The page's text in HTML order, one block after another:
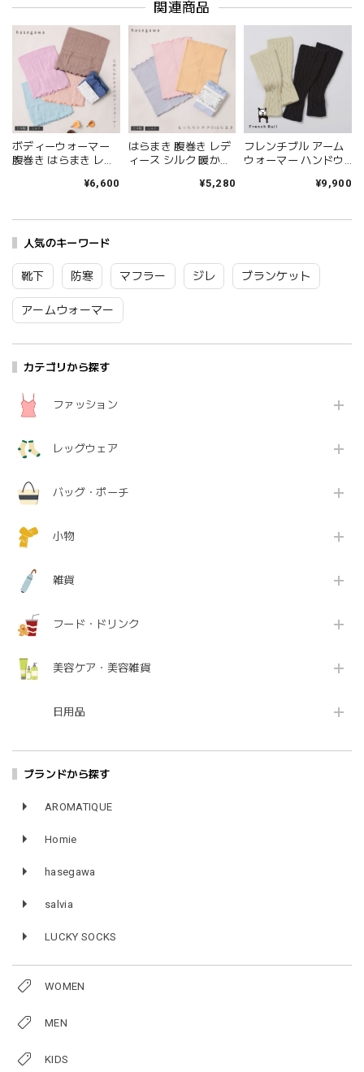
人気のキーワード
靴下 防寒 マフラー ジレ ブランケット
アームウォーマー
カテゴリから探す
ファッション
レッグウェア
バッグ・ポーチ
小物
雑貨
フード・ドリンク
美容ケア・美容雑貨
日用品
ブランドから探す
AROMATIQUE
Homie
hasegawa
salvia
LUCKY SOCKS
WOMEN
MEN
KIDS
関連商品
ボディーウォーマー
腹巻き はらまき レデ
あったか なめらか 大
しゃれ 防寒 保温 ブラ
店 HASEGAWA
IN1233 Hs025
¥6,600
はらまき 腹巻き レデ
ィース シルク 暖かい
わらか 大きめ おしゃ
¥5,280
フレンチブル アーム
ウォーマー ハンドウ
ウール ブランド 日本
ト French Bull 37-
02222 Fr048
¥9,900